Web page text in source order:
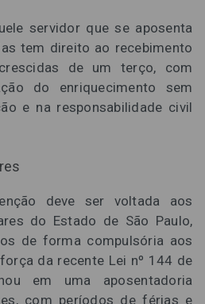
servidor que se aposenta
tem direito ao recebimento
de um terço, com
do enriquecimento sem
e na responsabilidade civil
deve ser voltada aos
do Estado de São Paulo,
de forma compulsória aos
da recente Lei nº 144 de
em uma aposentadoria
com períodos de férias e